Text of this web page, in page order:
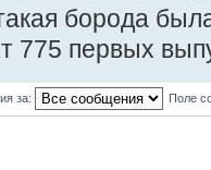
борода
775 первых
за: Поле